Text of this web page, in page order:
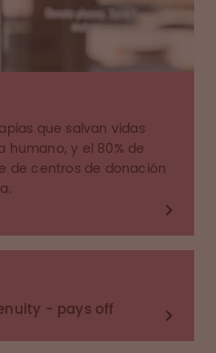
que salvan vidas
humano, y el 80% de
de centros de donación
- pays off